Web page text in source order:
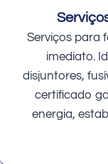
Serviços para
imediato.
disjuntores,
certificado
energia,